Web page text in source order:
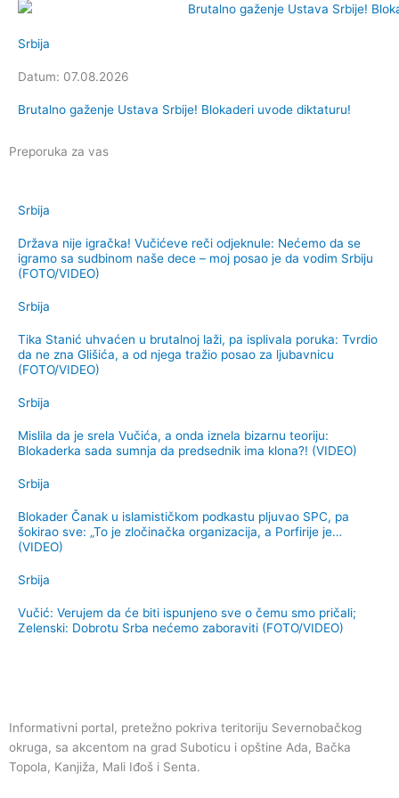
Srbija
Datum: 07.08.2026
Brutalno gaženje Ustava Srbije! Blokaderi uvode diktaturu!
Preporuka za vas
Srbija
Država nije igračka! Vučićeve reči odjeknule: Nećemo da se
igramo sa sudbinom naše dece – moj posao je da vodim Srbiju
(FOTO/VIDEO)
Srbija
Tika Stanić uhvaćen u brutalnoj laži, pa isplivala poruka: Tvrdio
da ne zna Glišića, a od njega tražio posao za ljubavnicu
(FOTO/VIDEO)
Srbija
Mislila da je srela Vučića, a onda iznela bizarnu teoriju:
Blokaderka sada sumnja da predsednik ima klona?! (VIDEO)
Srbija
Blokader Čanak u islamističkom podkastu pljuvao SPC, pa
šokirao sve: „To je zločinačka organizacija, a Porfirije je…
(VIDEO)
Srbija
Vučić: Verujem da će biti ispunjeno sve o čemu smo pričali;
Zelenski: Dobrotu Srba nećemo zaboraviti (FOTO/VIDEO)
Informativni portal, pretežno pokriva teritoriju Severnobačkog
okruga, sa akcentom na grad Suboticu i opštine Ada, Bačka
Topola, Kanjiža, Mali Iđoš i Senta.